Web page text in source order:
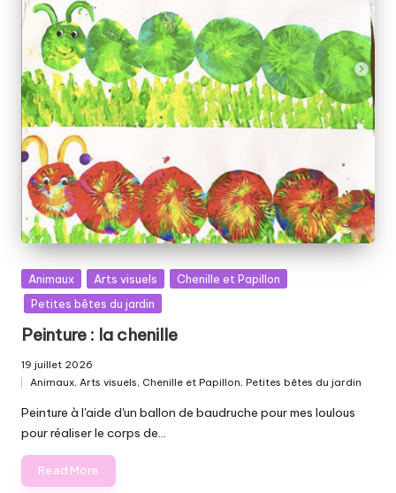
Posted
in
Animaux Arts visuels
Chenille et Papillon
Petites bêtes du jardin
Peinture : la chenille
19 juillet 2026
in
Animaux, Arts visuels, Chenille et Papillon, Petites bêtes du jardin
Peinture à l'aide d'un ballon de baudruche pour mes loulous
pour réaliser le corps de…
Read More